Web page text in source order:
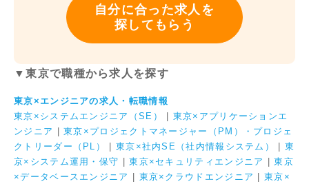
自分に合った求人を
探してもらう
▼東京で職種から求人を探す
東京×エンジニアの求人・転職情報
東京×システムエンジニア（SE）
東京×アプリケーションエ
ンジニア
|東京×プロジェクトマネージャー（PM）・プロジェ
クトリーダー（PL）
東京×社内SE（社内情報システム）
東
京×システム運用・保守 |東京×セキュリティエンジニア |東京
×データベースエンジニア
東京×クラウドエンジニア |東京×